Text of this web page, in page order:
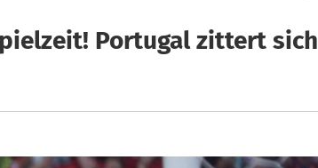
Portugal zittert sich